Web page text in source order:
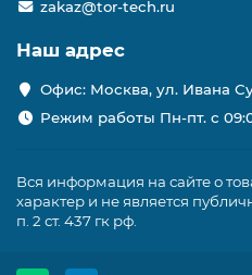
zakaz@tor-tech.ru
Наш адрес
Офис: Москва, ул. Ивана
Режим работы Пн-пт. с
Вся информация на сайте о
характер и не является
п. 2 ст. 437 гк рф.